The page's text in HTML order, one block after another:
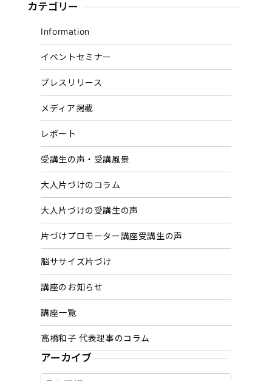
カテゴリー
Information
イベントセミナー
プレスリリース
メディア掲載
レポート
受講生の声・受講風景
大人片づけのコラム
大人片づけの受講生の声
片づけプロモーター講座受講生の声
脳ササイズ片づけ
講座のお知らせ
講座一覧
高橋和子 代表理事のコラム
アーカイブ
ア